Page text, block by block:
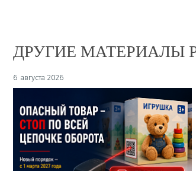
ДРУГИЕ МАТЕРИАЛЫ
6 августа 2026